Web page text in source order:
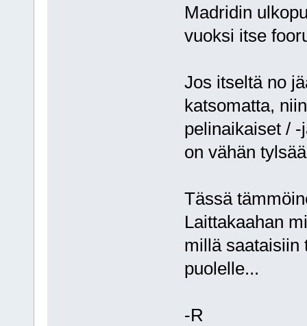
Madridin
vuoksi itse
Jos itseltä no
katsomatta,
pelinaikaiset /
on vähän
Tässä
Laittakaahan
millä saataisiin
puolelle...
-R